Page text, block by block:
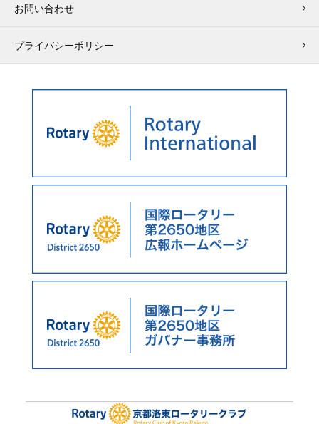
お問い合わせ
プライバシーポリシー